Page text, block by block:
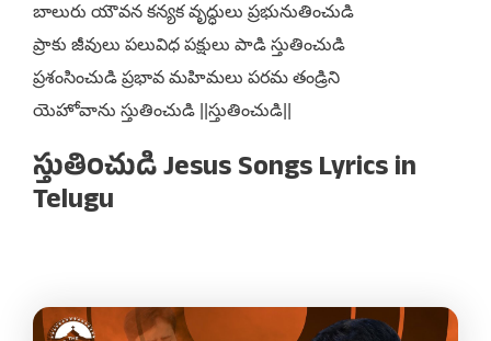
బాలురు యౌవన కన్యక వృద్ధులు ప్రభునుతించుడి
ప్రాకు జీవులు పలువిధ పక్షులు పాడి స్తుతించుడి
ప్రశంసించుడి ప్రభావ మహిమలు పరమ తండ్రిని
యెహోవాను స్తుతించుడి ||స్తుతించుడి||
స్తుతించుడి Jesus Songs Lyrics in
Telugu